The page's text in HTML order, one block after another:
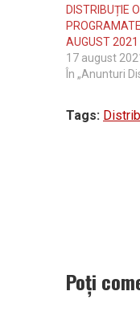
DISTRIBUȚIE
AUGUST 2021
17 august
În „Anunturi
Tags:
Poți